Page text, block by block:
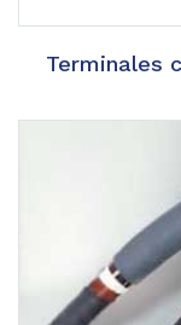
Terminales